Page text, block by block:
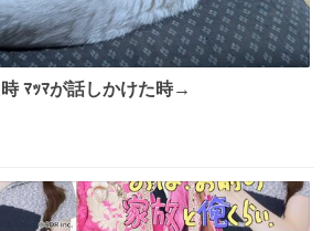
←ワイが話しかけた時 ﾏｯﾏが話しかけた時→